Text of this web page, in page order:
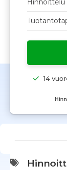
Hinnoittelu
14